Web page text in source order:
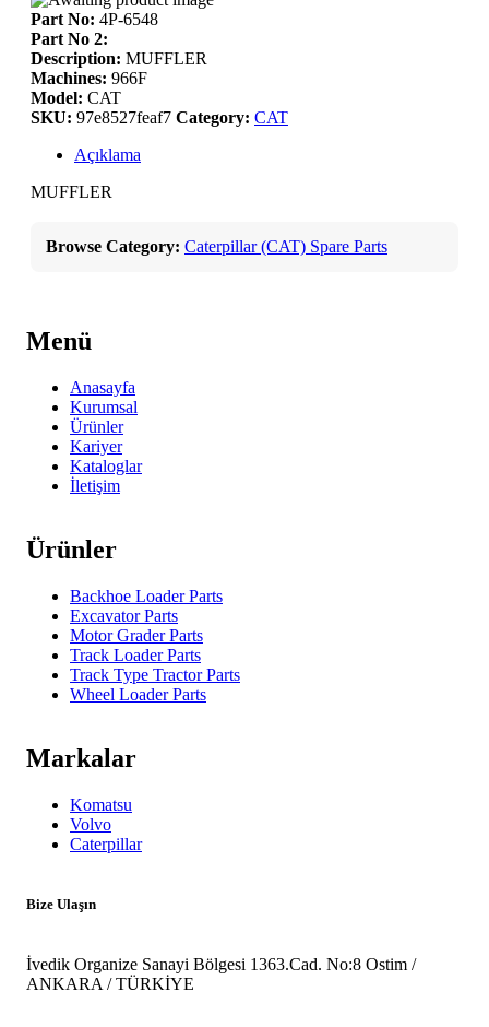
Part No: 4P-6548
Part No 2:
Description: MUFFLER
Machines: 966F
Model: CAT
SKU: 97e8527feaf7 Category: CAT
Açıklama
MUFFLER
Browse Category: Caterpillar (CAT) Spare Parts
Menü
Anasayfa
Kurumsal
Ürünler
Kariyer
Kataloglar
İletişim
Ürünler
Backhoe Loader Parts
Excavator Parts
Motor Grader Parts
Track Loader Parts
Track Type Tractor Parts
Wheel Loader Parts
Markalar
Komatsu
Volvo
Caterpillar
Bize Ulaşın
İvedik Organize Sanayi Bölgesi 1363.Cad. No:8 Ostim /
ANKARA / TÜRKİYE